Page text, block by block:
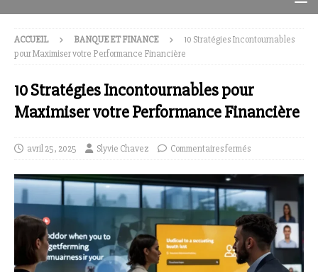
ACCUEIL BANQUE ET FINANCE
10 Stratégies Incontournables
pour Maximiser votre Performance Financière
10 Stratégies Incontournables pour
Maximiser votre Performance Financière
avril 25, 2025 Slyvie Chavez Commentaires fermés